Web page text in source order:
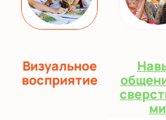
Визуальное
восприятие
ми